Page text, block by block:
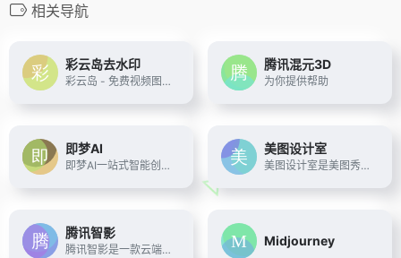
相关导航
彩云岛去水印
彩云岛 - 免费视频图片去水印、下载解析
腾讯混元3D
为你提供帮助
即梦AI
即梦AI一站式智能创作平台，即刻造梦。提供AI绘画和AIGC视频创作体验，拥有激发无限创作灵感的社区。让即梦AI开启您的智能创作之旅，探索梦境实现的无限可能！
美图设计室
美图设计室是美图秀秀旗下的智能设计在线协作平台，是一款平面设计工具和在线平面设计软件,提供海量海报模板,跨境电商模板,跨境电商banner,跨境电商主图,邀请函,公告通知,喜报,logo等免费设计素材和模板,可在线智能生成海报,一键换色,一键换装,一键去水印,图片高清修复,无损放大,抠图,拼图。
腾讯智影
腾讯智影是一款云端智能视频创作工具，集素材搜集、视频剪辑、渲染导出和发布于一体的免费在线剪辑平台。强大的AI智能工具，支持文本配音、数字人播报、自动字幕识别、文章转视频、去水印、视频解说、横转竖等功能，拥有丰富的素材库，极大提升创作效率，帮助用户更好地进行视频化的表达。
Midjourney